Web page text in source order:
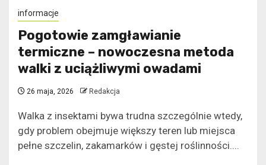
informacje
Pogotowie zamgławianie
termiczne – nowoczesna metoda
walki z uciążliwymi owadami
26 maja, 2026 Redakcja
Walka z insektami bywa trudna szczególnie wtedy,
gdy problem obejmuje większy teren lub miejsca
pełne szczelin, zakamarków i gęstej roślinności....